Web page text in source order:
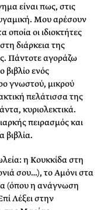
είναι πως, στις
Μου αρέσουν
οποία οι ιδιοκτήτες
διάρκεια της
Πάντοτε αγοράζω
ενός
γνωστού, μικρού
πελάτισσα της
κυριολεκτικά.
πειρασμός και
βιβλία.
η Κουκκίδα στη
σου…), το Αμόνι στα
(όπου η ανάγνωση
Λέξει στην